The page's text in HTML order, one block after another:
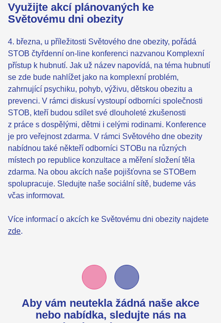
Využijte akcí plánovaných ke
Světovému dni obezity
4. března, u příležitosti Světového dne obezity, pořádá
STOB čtyřdenní on-line konferenci nazvanou Komplexní
přístup k hubnutí. Jak už název napovídá, na téma hubnutí
se zde bude nahlížet jako na komplexní problém,
zahrnující psychiku, pohyb, výživu, dětskou obezitu a
prevenci. V rámci diskusí vystoupí odborníci společnosti
STOB, kteří budou sdílet své dlouholeté zkušenosti
z práce s dospělými, dětmi i celými rodinami. Konference
je pro veřejnost zdarma. V rámci Světového dne obezity
nabídnou také někteří odborníci STOBu na různých
místech po republice konzultace a měření složení těla
zdarma. Na obou akcích naše pojišťovna se STOBem
spolupracuje. Sledujte naše sociální sítě, budeme vás
včas informovat.
Více informací o akcích ke Světovému dni obezity najdete
zde.
Aby vám neutekla žádná naše akce
nebo nabídka, sledujte nás na